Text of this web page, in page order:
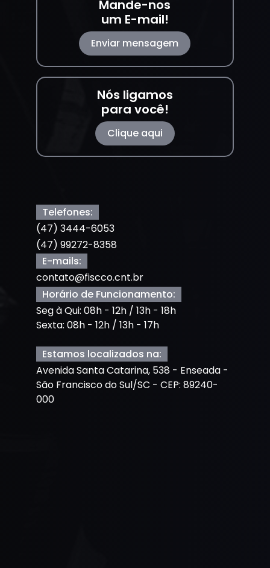
Mande-nos
um E-mail!
Enviar mensagem
Nós ligamos
para você!
Clique aqui
Telefones:
(47) 3444-6053
(47) 99272-8358
E-mails:
contato@fiscco.cnt.br
Horário de Funcionamento:
Seg à Qui: 08h - 12h / 13h - 18h
Sexta: 08h - 12h / 13h - 17h
Estamos localizados na:
Avenida Santa Catarina, 538 - Enseada -
São Francisco do Sul/SC - CEP: 89240-
000